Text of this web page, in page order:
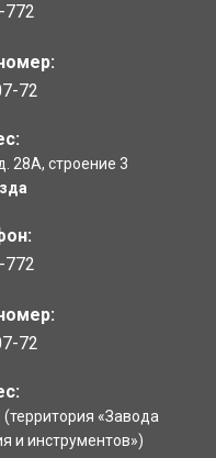
772
72
28А, строение 3
772
72
(территория «Завода
и инструментов»)